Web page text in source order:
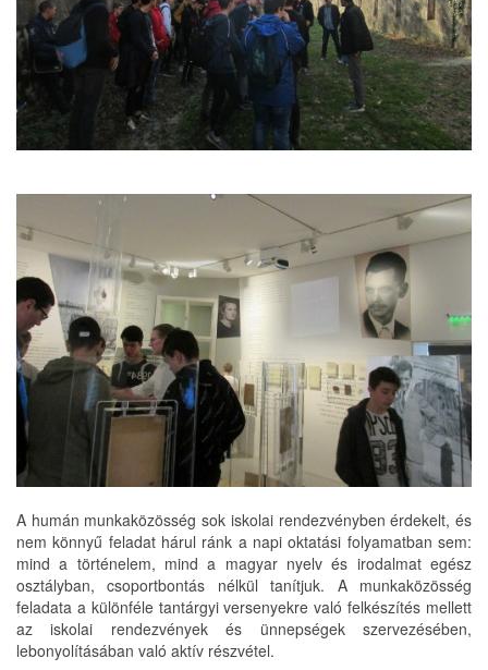
A humán munkaközösség sok iskolai rendezvényben érdekelt, és
nem könnyű feladat hárul ránk a napi oktatási folyamatban sem:
mind a történelem, mind a magyar nyelv és irodalmat egész
osztályban, csoportbontás nélkül tanítjuk. A munkaközösség
feladata a különféle tantárgyi versenyekre való felkészítés mellett
az iskolai rendezvények és ünnepségek szervezésében,
lebonyolításában való aktív részvétel.